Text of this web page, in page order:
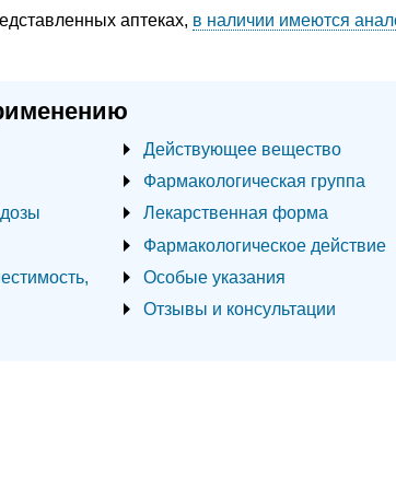
аптеках, в наличии имеются
Действующее вещество
Фармакологическая группа
Лекарственная форма
Фармакологическое действие
Особые указания
Отзывы и консультации